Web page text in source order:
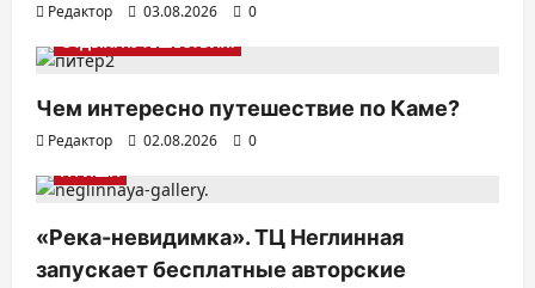
Редактор 03.08.2026
0
ОТДЫХ. ПУТЕШЕСТВИЯ.
Чем интересно путешествие по Каме?
Редактор 02.08.2026
0
АФИША
«Река-невидимка». ТЦ Неглинная
запускает бесплатные авторские